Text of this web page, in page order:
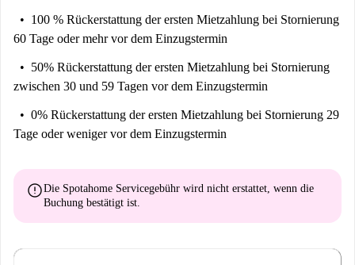
100 % Rückerstattung der ersten Mietzahlung bei Stornierung
60 Tage oder mehr vor dem Einzugstermin
50% Rückerstattung der ersten Mietzahlung bei Stornierung
zwischen 30 und 59 Tagen vor dem Einzugstermin
0% Rückerstattung der ersten Mietzahlung bei Stornierung 29
Tage oder weniger vor dem Einzugstermin
errorDie Spotahome Servicegebühr wird nicht erstattet, wenn die
Buchung bestätigt ist.